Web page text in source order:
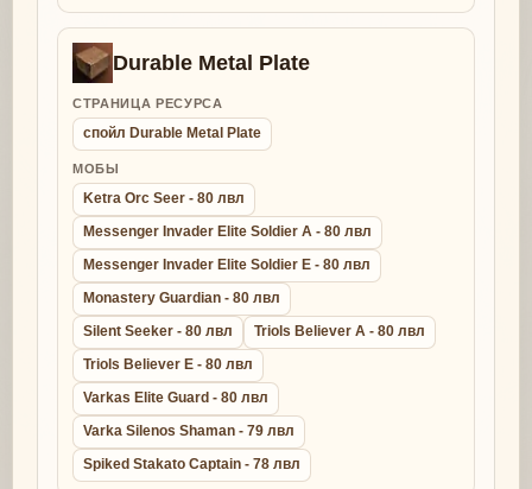
Durable Metal Plate
СТРАНИЦА РЕСУРСА
спойл Durable Metal Plate
МОБЫ
Ketra Orc Seer - 80 лвл
Messenger Invader Elite Soldier A - 80 лвл
Messenger Invader Elite Soldier E - 80 лвл
Monastery Guardian - 80 лвл
Silent Seeker - 80 лвл
Triols Believer A - 80 лвл
Triols Believer E - 80 лвл
Varkas Elite Guard - 80 лвл
Varka Silenos Shaman - 79 лвл
Spiked Stakato Captain - 78 лвл